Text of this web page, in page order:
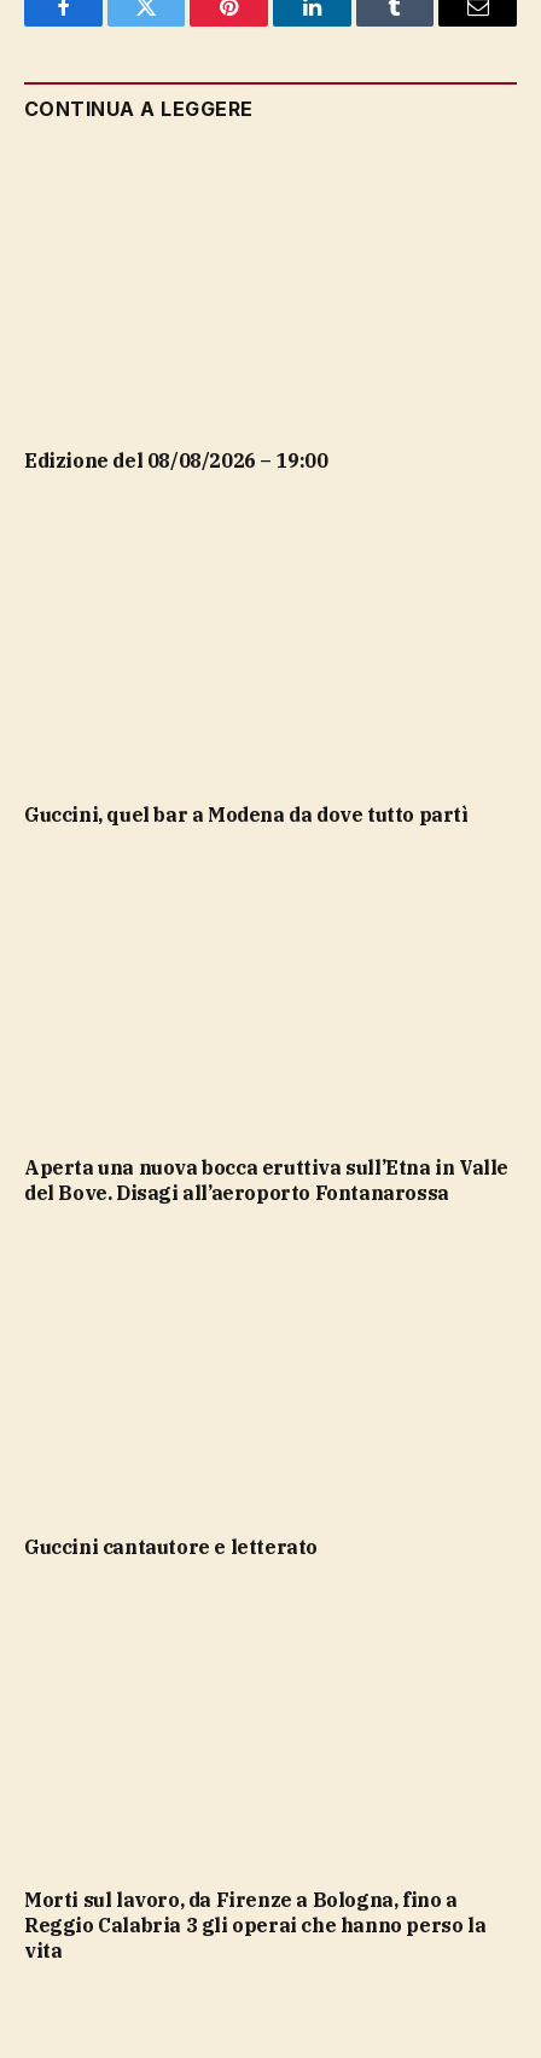
FacebookTwitter Pinterest LinkedInTumblr Email
CONTINUA A LEGGERE
Edizione del 08/08/2026 – 19:00
Guccini, quel bar a Modena da dove tutto partì
Aperta una nuova bocca eruttiva sull’Etna in Valle
del Bove. Disagi all’aeroporto Fontanarossa
Guccini cantautore e letterato
Morti sul lavoro, da Firenze a Bologna, fino a
Reggio Calabria 3 gli operai che hanno perso la
vita